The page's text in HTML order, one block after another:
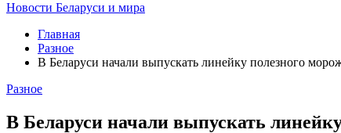
Новости Беларуси и мира
Главная
Разное
В Беларуси начали выпускать линейку полезного
Разное
В Беларуси начали выпускать